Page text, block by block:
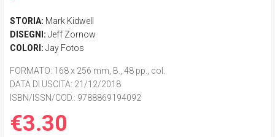
STORIA: Mark Kidwell
DISEGNI: Jeff Zornow
COLORI: Jay Fotos
FORMATO: 168 x 256 mm, B., 48 pp., col.
DATA DI USCITA: 21/12/2018
ISBN/ISSN/COD.: 9788869194092
€3.30